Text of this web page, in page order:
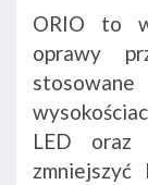
ORIO to
oprawy
LED oraz